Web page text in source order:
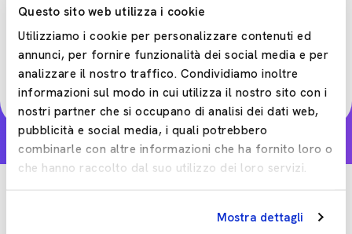
Questo sito web utilizza i cookie
Utilizziamo i cookie per personalizzare contenuti ed
annunci, per fornire funzionalità dei social media e per
analizzare il nostro traffico. Condividiamo inoltre
informazioni sul modo in cui utilizza il nostro sito con i
nostri partner che si occupano di analisi dei dati web,
pubblicità e social media, i quali potrebbero
combinarle con altre informazioni che ha fornito loro o
che hanno raccolto dal suo utilizzo dei loro servizi.
Mostra dettagli
facile con Kooomo Payments, poiché si integra
un'esperienza di pagamento senza problemi per i
tuoi clienti.
Veloce, sicuro e affidabile